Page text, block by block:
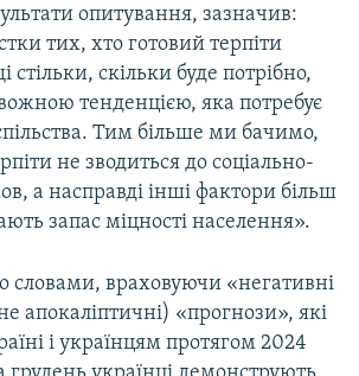
опитування, зазначив:
тих, хто готовий терпіти
стільки, скільки буде потрібно,
тенденцією, яка потребує
Тим більше ми бачимо,
не зводиться до соціально-
а насправді інші фактори більш
запас міцності населення».
словами, враховуючи «негативні
апокаліптичні) «прогнози», які
і українцям протягом 2024